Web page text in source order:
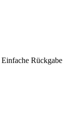
Einfache Rückgabe